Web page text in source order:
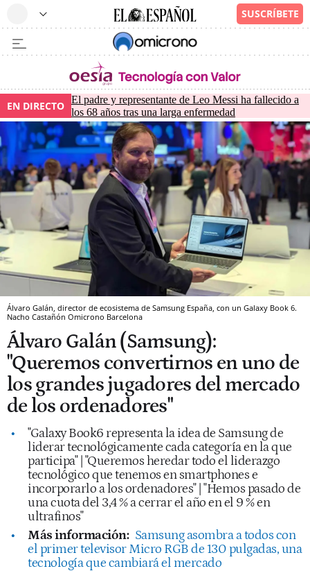
EN DIRECTO El padre y representante de Leo Messi ha fallecido a
los 68 años tras una larga enfermedad
Álvaro Galán, director de ecosistema de Samsung España, con un Galaxy Book 6.
Nacho Castañón Omicrono Barcelona
Álvaro Galán (Samsung):
"Queremos convertirnos en uno de
los grandes jugadores del mercado
de los ordenadores"
"Galaxy Book6 representa la idea de Samsung de
liderar tecnológicamente cada categoría en la que
participa" | "Queremos heredar todo el liderazgo
tecnológico que tenemos en smartphones e
incorporarlo a los ordenadores" | "Hemos pasado de
una cuota del 3,4 % a cerrar el año en el 9 % en
ultrafinos"
Más información: Samsung asombra a todos con
el primer televisor Micro RGB de 130 pulgadas, una
tecnología que cambiará el mercado